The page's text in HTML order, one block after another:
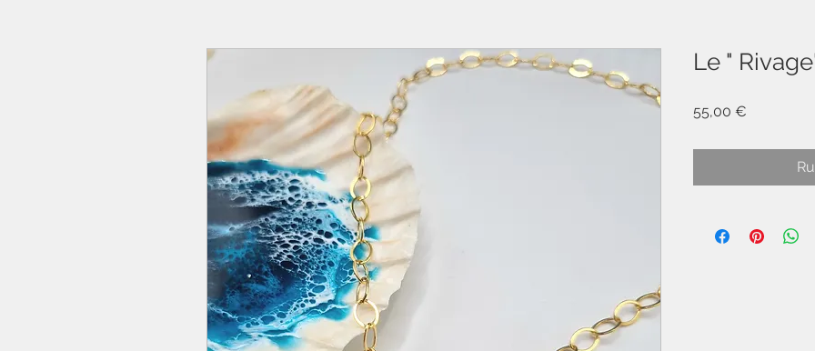
Le "
55,00 €